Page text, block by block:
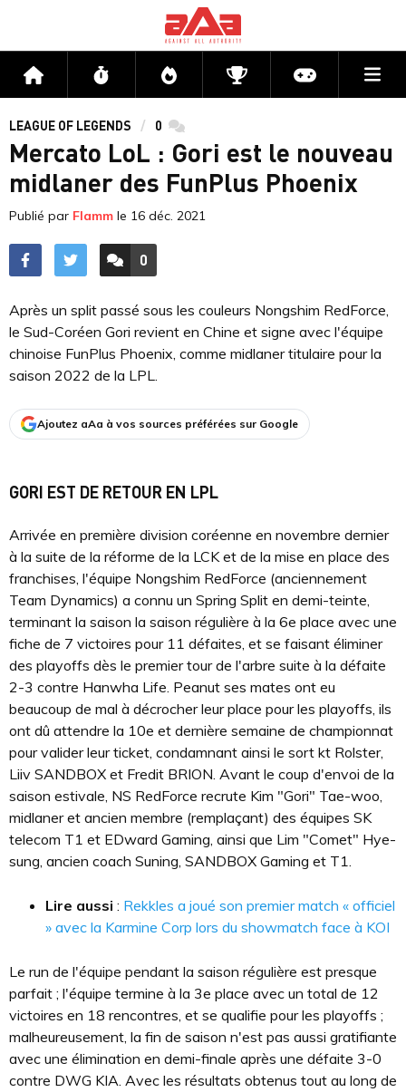
Accueil Flux Directs CompétitionsActu jeux
LEAGUE OF LEGENDS 0 commentaires
Mercato LoL : Gori est le nouveau
midlaner des FunPlus Phoenix
Publié par Flamm le 16 déc. 2021
ACCÉDER AUX
0
COMMENTAIRES
Après un split passé sous les couleurs Nongshim RedForce,
le Sud-Coréen Gori revient en Chine et signe avec l'équipe
chinoise FunPlus Phoenix, comme midlaner titulaire pour la
saison 2022 de la LPL.
Ajoutez aAa à vos sources préférées sur Google
GORI EST DE RETOUR EN LPL
Arrivée en première division coréenne en novembre dernier
à la suite de la réforme de la LCK et de la mise en place des
franchises, l'équipe Nongshim RedForce (anciennement
Team Dynamics) a connu un Spring Split en demi-teinte,
terminant la saison la saison régulière à la 6e place avec une
fiche de 7 victoires pour 11 défaites, et se faisant éliminer
des playoffs dès le premier tour de l'arbre suite à la défaite
2-3 contre Hanwha Life. Peanut ses mates ont eu
beaucoup de mal à décrocher leur place pour les playoffs, ils
ont dû attendre la 10e et dernière semaine de championnat
pour valider leur ticket, condamnant ainsi le sort kt Rolster,
Liiv SANDBOX et Fredit BRION. Avant le coup d'envoi de la
saison estivale, NS RedForce recrute Kim "Gori" Tae-woo,
midlaner et ancien membre (remplaçant) des équipes SK
telecom T1 et EDward Gaming, ainsi que Lim "Comet" Hye-
sung, ancien coach Suning, SANDBOX Gaming et T1.
Lire aussi : Rekkles a joué son premier match « officiel
» avec la Karmine Corp lors du showmatch face à KOI
Le run de l'équipe pendant la saison régulière est presque
parfait ; l'équipe termine à la 3e place avec un total de 12
victoires en 18 rencontres, et se qualifie pour les playoffs ;
malheureusement, la fin de saison n'est pas aussi gratifiante
avec une élimination en demi-finale après une défaite 3-0
contre DWG KIA. Avec les résultats obtenus tout au long de